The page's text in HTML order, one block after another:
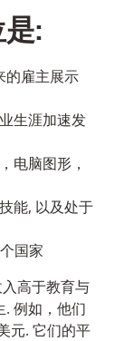
:
的雇主展示
生涯加速发
电脑图形，
能, 以及处于
国家
高于教育与
例如，他们
元. 它们的平